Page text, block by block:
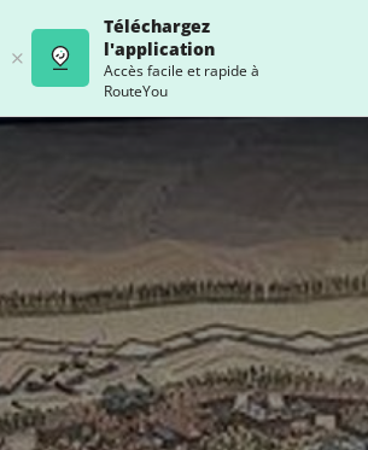
Téléchargez
l'application
Accès facile et rapide à
RouteYou